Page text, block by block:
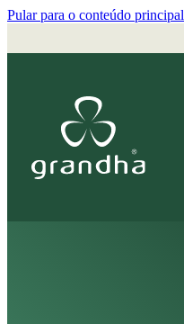
Pular para o conteúdo principal